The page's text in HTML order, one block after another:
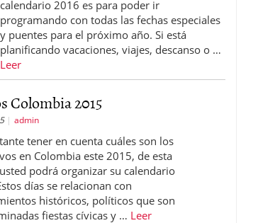
calendario 2016 es para poder ir
programando con todas las fechas especiales
y puentes para el próximo año. Si está
planificando vacaciones, viajes, descanso o …
Leer
Colombia 2015
admin
tener en cuenta cuáles son los
en Colombia este 2015, de esta
podrá organizar su calendario
días se relacionan con
históricos, políticos que son
fiestas cívicas y … Leer